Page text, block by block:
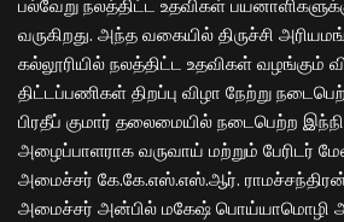
பல்வேறு நலத்திட்ட உதவிகள்
வருகிறது. அந்த வகையில் திருச்சி
கல்லூரியில் நலத்திட்ட உதவிகள் வழங்கும்
திட்டப்பணிகள் திறப்பு விழா நேற்று
பிரதீப் குமார் தலைமையில் நடைபெற்ற
அழைப்பாளராக வருவாய் மற்றும் பேரிடர்
அமைச்சர் கே.கே.எஸ்.எஸ்.ஆர்.
அமைச்சர் அன்பில் மகேஷ் பொய்யாமொழி